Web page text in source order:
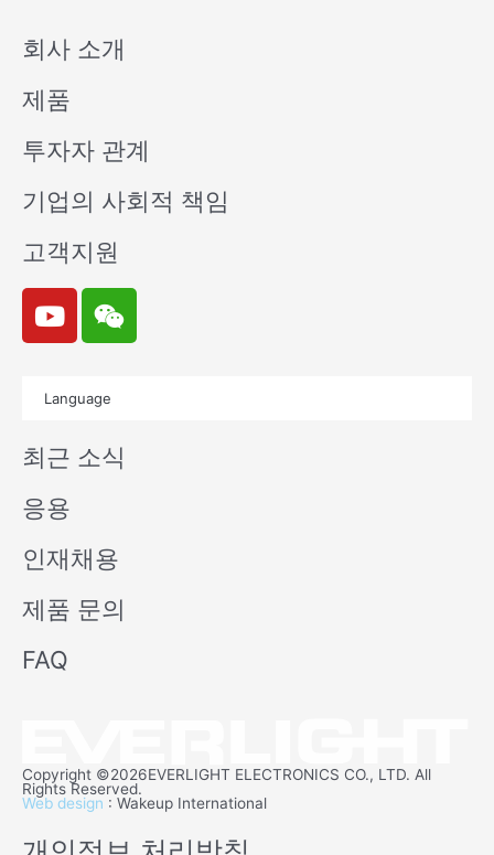
회사 소개
제품
투자자 관계
기업의 사회적 책임
고객지원
Y
o
u
e
W
e
i
n
Language
최근 소식
응용
인재채용
제품 문의
FAQ
Copyright ©2026EVERLIGHT ELECTRONICS CO., LTD. All
Rights Reserved.
Web design : Wakeup International